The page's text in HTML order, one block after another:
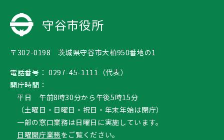
守谷市役所
〒302-0198 茨城県守谷市大柏950番地の1
電話番号： 0297-45-1111（代表）
開庁時間：
平日 午前8時30分から午後5時15分
（土曜日・日曜日・祝日・年末年始は閉庁）
一部の窓口業務は日曜日に実施しています。
日曜開庁業務をご覧ください。